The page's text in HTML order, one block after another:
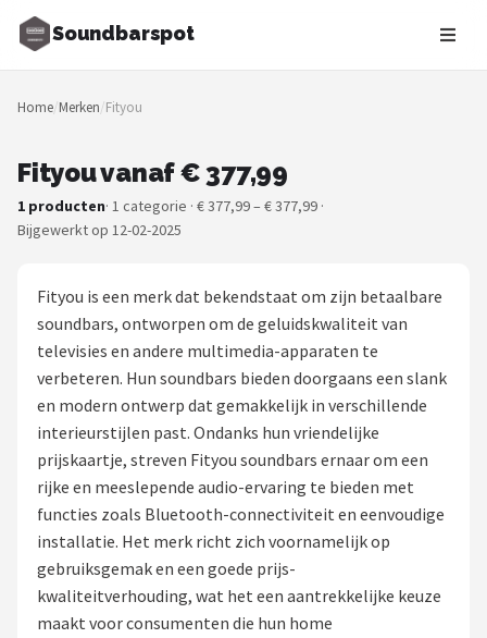
Soundbarspot
Zoeken
NAVIGATIE
Merken
Muziekstijlen
Sonos
Samsung
POPULAIRE MERKEN
Power Dynamics
Home/Merken/Fityou
Fityou vanaf € 377,99
1 producten· 1 categorie · € 377,99 – € 377,99 ·
Bijgewerkt op 12-02-2025
Fityou is een merk dat bekendstaat om zijn betaalbare
soundbars, ontworpen om de geluidskwaliteit van
televisies en andere multimedia-apparaten te
verbeteren. Hun soundbars bieden doorgaans een slank
en modern ontwerp dat gemakkelijk in verschillende
interieurstijlen past. Ondanks hun vriendelijke
prijskaartje, streven Fityou soundbars ernaar om een
rijke en meeslepende audio-ervaring te bieden met
functies zoals Bluetooth-connectiviteit en eenvoudige
installatie. Het merk richt zich voornamelijk op
gebruiksgemak en een goede prijs-
kwaliteitverhouding, wat het een aantrekkelijke keuze
maakt voor consumenten die hun home